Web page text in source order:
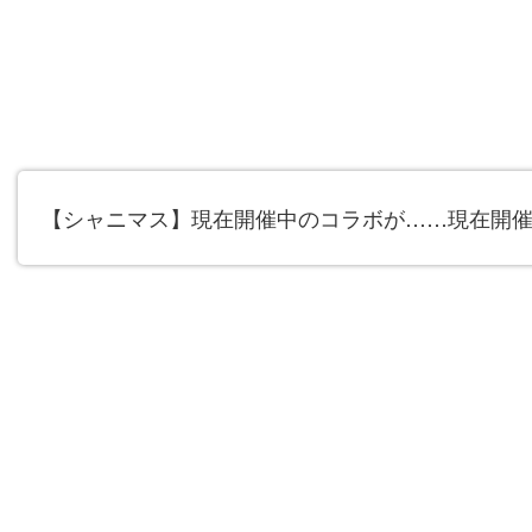
【シャニマス】現在開催中のコラボが……現在開